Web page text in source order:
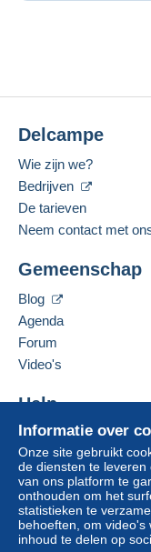
Informatie over
Onze site gebruikt
de diensten te
van ons platform te
onthouden om het
statistieken te
behoeften, om video's
inhoud te delen op
Delcampe
Wie zijn we?
Bedrijven
De tarieven
Neem contact met
Gemeenschap
Blog
Agenda
Forum
Video's
Help
Hulpcentrum
Kopen op Delcampe
Verkopen op
Een beveiligde